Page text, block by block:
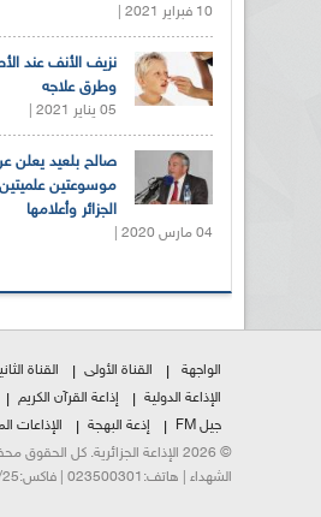
10 فبراير 2021 |
نزيف الأنف عند
وطرق علاجه
05 يناير 2021 |
صالح بلعيد يعلن
موسوعتين
الجزائر وأعلامها
04 مارس 2020 |
الواجهة القناة الأولى القناة
الإذاعة الدولية
إذاعة القرآن الكريم
جيل FM
إذعة البهجة
الإذاعات
الشهداء | هاتف:023500301 | فاكس:021230823/25